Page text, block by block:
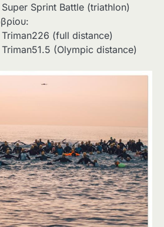
Super Sprint Battle (triathlon)
Triman226 (full distance)
Triman51.5 (Olympic distance)